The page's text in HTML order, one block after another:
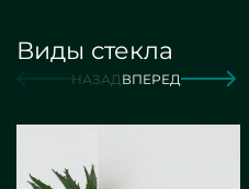
от 4 500 руб
Виды стекла
НАЗАД ВПЕРЕД